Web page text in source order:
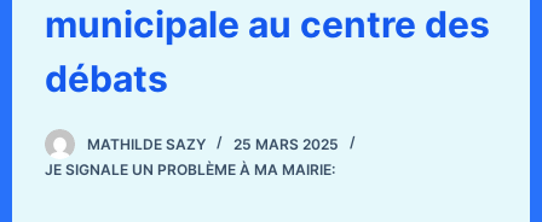
municipale au centre des
débats
MATHILDE SAZY
25 MARS 2025
JE SIGNALE UN PROBLÈME À MA MAIRIE: